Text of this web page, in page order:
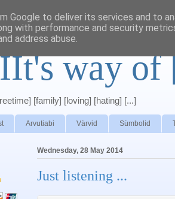
way of
[family] [loving] [hating] [...]
Arvutiabi Värvid Sümbolid
Wednesday, 28 May 2014
Just listening ...
Google to deliver its services and to
with performance and security
address abuse.